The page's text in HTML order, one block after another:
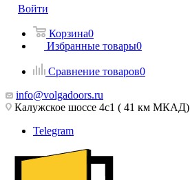
Войти
Корзина0
Избранные товары0
Сравнение товаров0
info@volgadoors.ru
Калужское шоссе 4с1 ( 41 км МКАД)
Telegram